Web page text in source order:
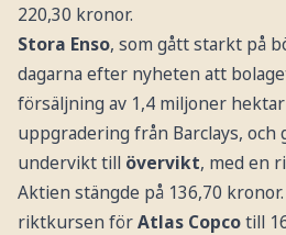
220,30 kronor.
Stora Enso, som gått starkt på
dagarna efter nyheten att
försäljning av 1,4 miljoner
uppgradering från Barclays, och
undervikt till övervikt, med en
Aktien stängde på 136,70
riktkursen förAtlas Copcotill